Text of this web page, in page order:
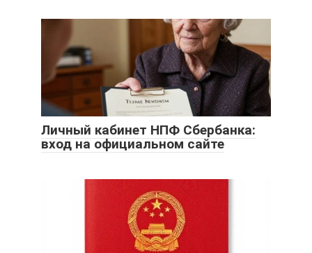
Личный кабинет НПФ Сбербанка:
вход на официальном сайте